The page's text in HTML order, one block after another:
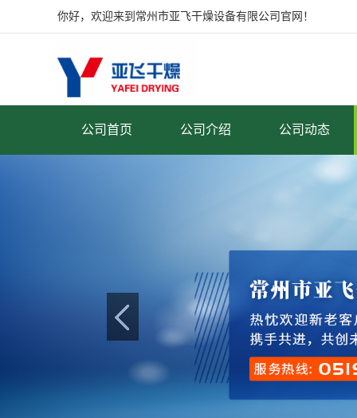
你好，欢迎来到常州市亚飞干燥设备有限公司官网！
公司首页 公司介绍 公司动态